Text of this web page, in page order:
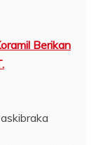
Berikan